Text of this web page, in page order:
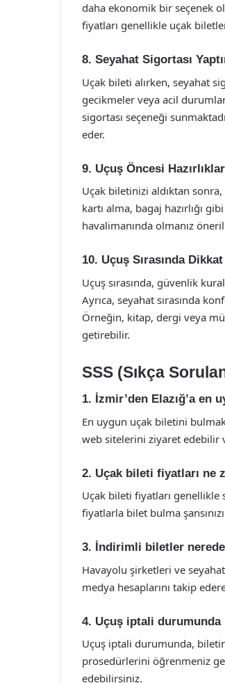
daha ekonomik bir seçenek
fiyatları genellikle uçak
8. Seyahat Sigortası
Uçak bileti alırken, seyahat
gecikmeler veya acil
sigortası seçeneği
eder.
9. Uçuş Öncesi Hazırlıklar
Uçak biletinizi aldıktan sonra,
kartı alma, bagaj hazırlığı
havalimanında olmanız
10. Uçuş Sırasında
Uçuş sırasında, güvenlik
Ayrıca, seyahat sırasında
Örneğin, kitap, dergi veya
getirebilir.
SSS (Sıkça
1. İzmir’den Elazığ’a en
En uygun uçak biletini
web sitelerini ziyaret edebilir
2. Uçak bileti fiyatları ne
Uçak bileti fiyatları genellikle
fiyatlarla bilet bulma
3. İndirimli biletler
Havayolu şirketleri ve
medya hesaplarını takip
4. Uçuş iptali durumunda
Uçuş iptali durumunda,
prosedürlerini öğrenmeniz
edebilirsiniz.